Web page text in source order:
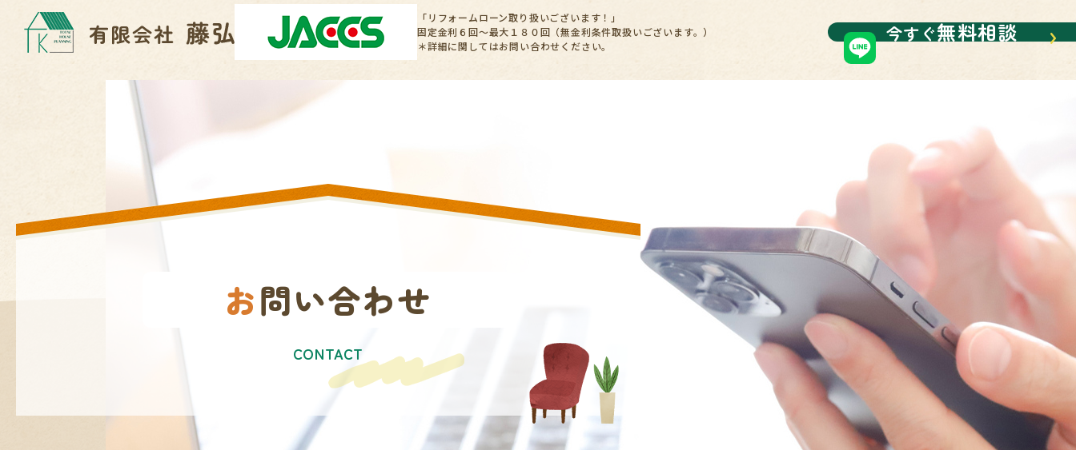
「リフォームローン取り扱いございます！」
固定金利６回～最大１８０回（無金利条件取扱いございます。）
＊詳細に関してはお問い合わせください。
今すぐ無料相談
お問い合わせ
CONTACT